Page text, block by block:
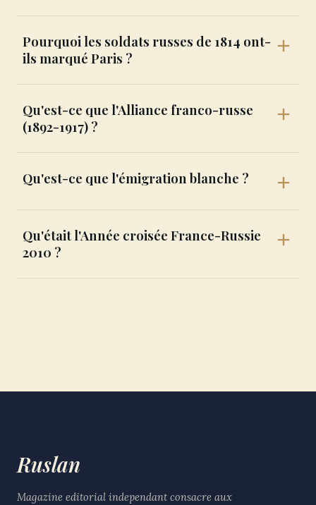
Pourquoi les soldats russes de 1814 ont-
ils marqué Paris ?
Qu'est-ce que l'Alliance franco-russe
(1892-1917) ?
Qu'est-ce que l'émigration blanche ?
Qu'était l'Année croisée France-Russie
2010 ?
Ruslan
Magazine editorial independant consacre aux